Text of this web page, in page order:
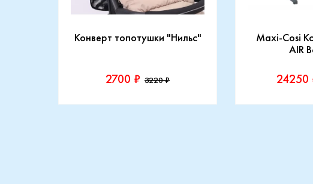
Конверт топотушки "Нильс"
2700 ₽ 3220 ₽
Производитель::
Maxi-Cosi
AIR
24250